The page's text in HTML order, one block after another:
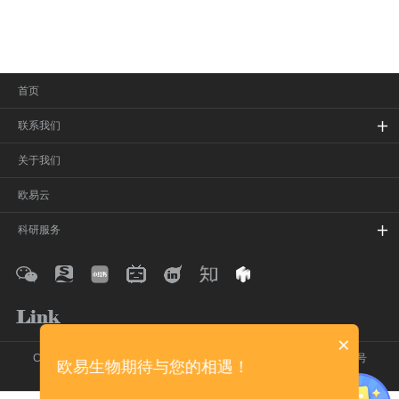
首页
联系我们
关于我们
欧易云
科研服务
Copyright © 2020-2026 欧易生物 保留所有权利
沪ICP备16017850号
×
欧易生物期待与您的相遇！